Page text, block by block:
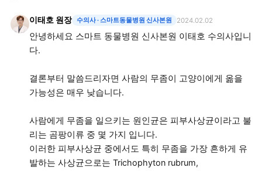
이태호 원장 수의사· 스마트동물병원 신사본원 2024.02.02
안녕하세요 스마트 동물병원 신사본원 이태호 수의사입니
다.
결론부터 말씀드리자면 사람의 무좀이 고양이에게 옮을
가능성은 매우 낮습니다.
사람에게 무좀을 일으키는 원인균은 피부사상균이라고 불
리는 곰팡이류 중 몇 가지 입니다.
이러한 피부사상균 중에서도 특히 무좀을 가장 흔하게 유
발하는 사상균으로는 Trichophyton rubrum,